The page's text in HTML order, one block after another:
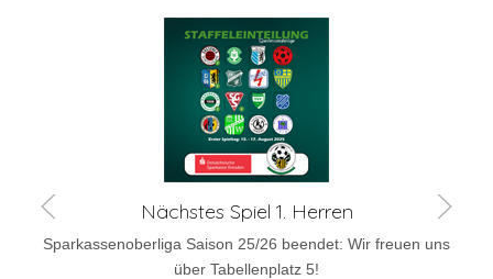
Nächstes Spiel 1. Herren
Sparkassenoberliga Saison 25/26 beendet: Wir freuen uns
über Tabellenplatz 5!